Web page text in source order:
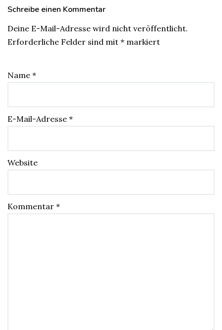
Schreibe einen Kommentar
Deine E-Mail-Adresse wird nicht veröffentlicht.
Erforderliche Felder sind mit * markiert
Name *
E-Mail-Adresse *
Website
Kommentar *